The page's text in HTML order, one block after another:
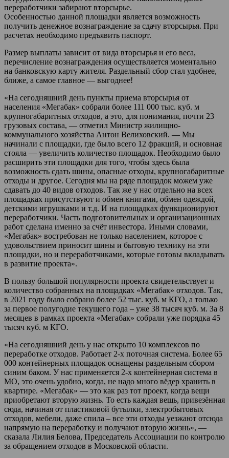
переработчики забирают вторсырье.
Особенностью данной площадки является возможность
получить денежное вознаграждение за сдачу вторсырья. При
расчетах необходимо предъявить паспорт.
Размер выплаты зависит от вида вторсырья и его веса,
перечисление вознаграждения осуществляется моментально
на банковскую карту жителя. Раздельный сбор стал удобнее,
ближе, а самое главное — выгоднее!
«На сегодняшний день пункты приема вторсырья от
населения «Мегабак» собрали более 111 000 тыс. куб. м
крупногабаритных отходов, а это, для понимания, почти 23
грузовых состава, — отметил Министр жилищно-
коммунального хозяйства Антон Велиховский. — Мы
начинали с площадки, где было всего 12 фракций, и основная
стояла — увеличить количество площадок. Необходимо было
расширить эти площадки для того, чтобы здесь была
возможность сдать шины, опасные отходы, крупногабаритные
отходы и другое. Сегодня мы на ряде площадок можем уже
сдавать до 40 видов отходов. Так же у нас отдельно на всех
площадках присутствуют и обмен книгами, обмен одеждой,
детскими игрушками и т.д. И на площадках функционируют
переработчики. Часть подготовительных и организационных
работ сделана именно за счёт инвестора. Иными словами,
«Мегабак» востребован не только населением, которое с
удовольствием приносит шины и бытовую технику на эти
площадки, но и переработчиками, которые готовы вкладывать
в развитие проекта».
В пользу большой популярности проекта свидетельствует и
количество собранных на площадках «Мегабак» отходов. Так,
в 2021 году было собрано более 52 тыс. куб. м КГО, а только
за первое полугодие текущего года – уже 38 тысяч куб. м. За 8
месяцев в рамках проекта «Мегабак» собрали уже порядка 45
тысяч куб. м КГО.
«На сегодняшний день у нас открыто 10 комплексов по
переработке отходов. Работает 2-х поточная система. Более 65
000 контейнерных площадок оснащены раздельным сбором –
синим баком. У нас применяется 2-х контейнерная система в
МО, это очень удобно, когда, не надо много вёдер хранить в
квартире. «Мегабак» — это как раз тот проект, когда вещи
приобретают вторую жизнь. То есть каждая вещь, привезённая
сюда, начиная от пластиковой бутылки, электробытовых
отходов, мебели, даже спила – все эти отходы уезжают отсюда
напрямую на переработку и получают вторую жизнь», —
сказала Лилия Белова, Председатель Ассоциации по контролю
за обращением отходов в Московской области.